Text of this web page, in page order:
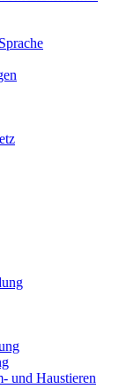
und Haustieren